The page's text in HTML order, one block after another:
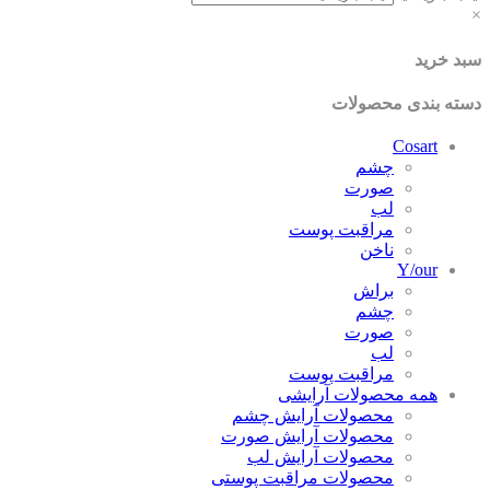
خرید
بندی محصولات
Cosart
چشم
صورت
لب
مراقبت پوست
ناخن
Y/our
براش
چشم
صورت
لب
مراقبت پوست
همه محصولات آرایشی
محصولات آرایش چشم
محصولات آرایش صورت
محصولات آرایش لب
محصولات مراقبت پوستی